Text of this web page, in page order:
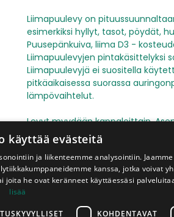
Liimapuulevy on
esimerkiksi hyllyt, tasot, pöydät,
Puusepänkuiva, liima D3 -
Liimapuulevyjen pintakäsittelyksi
Liimapuulevyjä ei suositella
pitkäaikaisessa suorassa
lämpövaihtelut.
Levyt myydään kappaleittain.
ilmeneviin mahdollisiin
asentamista.
430,00€
käyttää evästeitä
ja liikenteemme analysointiin.
kanssa, jotka voivat
he ovat keränneet käyttäessäsi
lisää
KOHDENTAVAT